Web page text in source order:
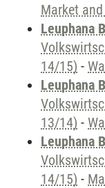
Market
Leuphana
14/15) -
Leuphana
13/14) -
Leuphana
14/15) -